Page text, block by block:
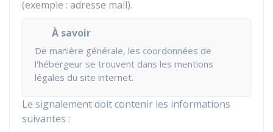
(exemple : adresse mail).
À savoir
De manière générale, les coordonnées de
l'hébergeur se trouvent dans les mentions
légales du site internet.
Le signalement doit contenir les informations
suivantes :